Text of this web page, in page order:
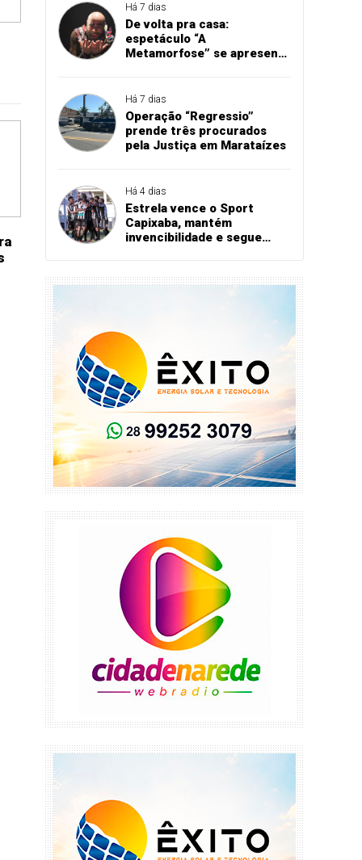
Há 7 dias
De volta pra casa:
espetáculo “A
Metamorfose” se apresenta
Há 7 dias
Operação “Regressio”
prende três procurados
pela Justiça em Marataízes
Há 4 dias
Estrela vence o Sport
Capixaba, mantém
invencibilidade e segue